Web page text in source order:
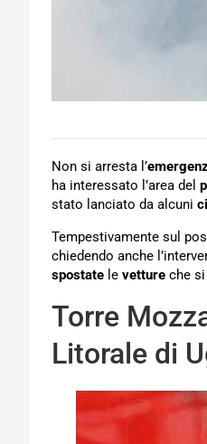
Non si arresta l’
ha interessato l’area del
stato lanciato da alcuni
Tempestivamente sul
chiedendo anche
spostate le vetture che
Torre
Litorale di